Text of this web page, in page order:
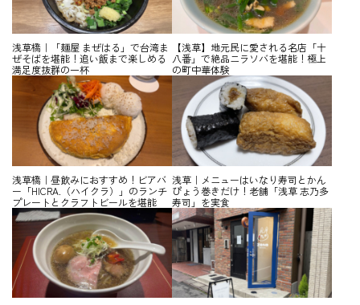
浅草橋｜「麺屋 まぜはる」で台湾ま
ぜそばを堪能！追い飯まで楽しめる
満足度抜群の一杯
【浅草】地元民に愛される名店「十
八番」で絶品ニラソバを堪能！極上
の町中華体験
浅草橋｜昼飲みにおすすめ！ビアバ
ー「HICRA.（ハイクラ）」のランチ
プレートとクラフトビールを堪能
浅草｜メニューはいなり寿司とかん
ぴょう巻きだけ！老舗「浅草 志乃多
寿司」を実食